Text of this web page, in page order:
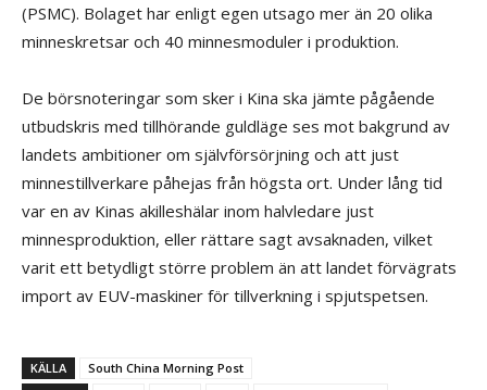
(PSMC). Bolaget har enligt egen utsago mer än 20 olika
minneskretsar och 40 minnesmoduler i produktion.
De börsnoteringar som sker i Kina ska jämte pågående
utbudskris med tillhörande guldläge ses mot bakgrund av
landets ambitioner om självförsörjning och att just
minnestillverkare påhejas från högsta ort. Under lång tid
var en av Kinas akilleshälar inom halvledare just
minnesproduktion, eller rättare sagt avsaknaden, vilket
varit ett betydligt större problem än att landet förvägrats
import av EUV-maskiner för tillverkning i spjutspetsen.
KÄLLA
South China Morning Post